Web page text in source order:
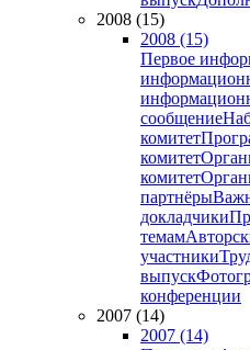
2008 (15)
2008 (15)
Первое
сообщение
комитет
комитет
комитет
партнёры
докладчики
темам
участники
выпуск
конференции
2007 (14)
2007 (14)